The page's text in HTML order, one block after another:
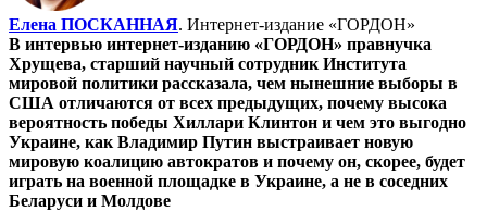
Елена ПОСКАННАЯ. Интернет-издание «ГОРДОН»
В интервью интернет-изданию «ГОРДОН» правнучка
Хрущева, старший научный сотрудник Института
мировой политики рассказала, чем нынешние выборы в
США отличаются от всех предыдущих, почему высока
вероятность победы Хиллари Клинтон и чем это выгодно
Украине, как Владимир Путин выстраивает новую
мировую коалицию автократов и почему он, скорее, будет
играть на военной площадке в Украине, а не в соседних
Беларуси и Молдове